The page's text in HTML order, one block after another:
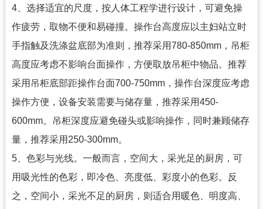
4、选择适宜的尺度，按人体工程学进行设计，可避免操
作疲劳，取物不便和易碰撞。操作台高度应以主妇站立时
手指触及洗涤盆底部为准则，推荐采用780-850mm，吊柜
高度应考虑不影响台面操作，方便取放吊柜中物品。推荐
采用吊柜底部距操作台面700-750mm，操作台深度应考虑
操作方便，设备安装需要与储存量，推荐采用450-
600mm。吊柜深度应避免碰头或影响操作，同时兼顾储存
量，推荐采用250-300mm。
5、色彩与光线。一般而言，空间大，采光足的厨房，可
用吸光性的色彩，即冷色、亮度低、彩度小的色彩。反
之，空间小，采光不足的厨房，则适合用暖色、明度高、